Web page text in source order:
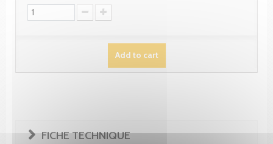
Add to cart
FICHE TECHNIQUE